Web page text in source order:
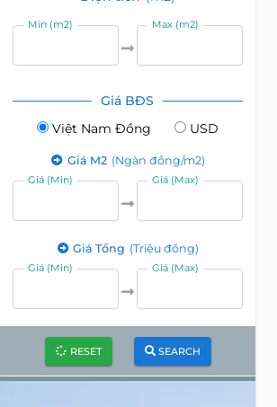
Min (m2) Max (m2)
Giá BĐS
Việt Nam Đồng
USD
Giá M2 (Ngàn đồng/m2)
Giá (Min) Giá (Max)
Giá Tổng (Triệu đồng)
Giá (Min) Giá (Max)
RESET SEARCH